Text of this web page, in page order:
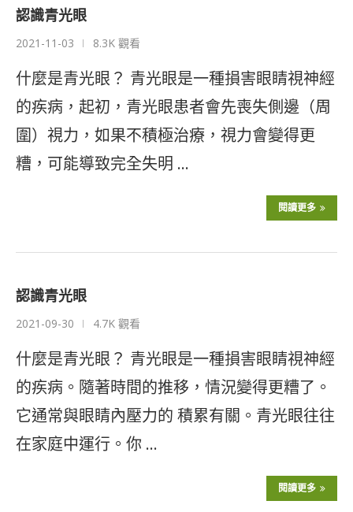
認識青光眼
2021-11-03 8.3K 觀看
什麼是青光眼？ 青光眼是一種損害眼睛視神經
的疾病，起初，青光眼患者會先喪失側邊（周
圍）視力，如果不積極治療，視力會變得更
糟，可能導致完全失明 …
閱讀更多
認識青光眼
2021-09-30 4.7K 觀看
什麼是青光眼？ 青光眼是一種損害眼睛視神經
的疾病。隨著時間的推移，情況變得更糟了。
它通常與眼睛內壓力的 積累有關。青光眼往往
在家庭中運行。你 …
閱讀更多